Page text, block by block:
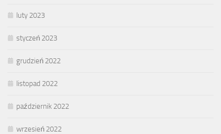
luty 2023
styczeń 2023
grudzień 2022
listopad 2022
październik 2022
wrzesień 2022